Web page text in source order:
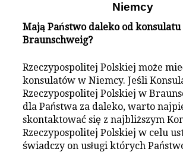
Niemcy
Mają Państwo daleko od
Braunschweig?
Rzeczypospolitej Polskiej może
konsulatów w Niemcy. Jeśli
Rzeczypospolitej Polskiej w
dla Państwa za daleko, warto
skontaktować się z najbliższym
Rzeczypospolitej Polskiej w celu
świadczy on usługi których